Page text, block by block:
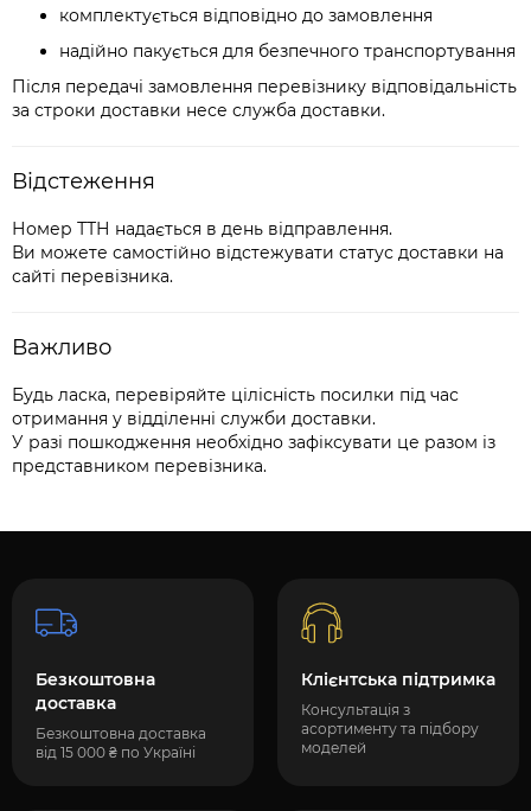
комплектується відповідно до замовлення
надійно пакується для безпечного транспортування
Після передачі замовлення перевізнику відповідальність
за строки доставки несе служба доставки.
Відстеження
Номер ТТН надається в день відправлення.
Ви можете самостійно відстежувати статус доставки на
сайті перевізника.
Важливо
Будь ласка, перевіряйте цілісність посилки під час
отримання у відділенні служби доставки.
У разі пошкодження необхідно зафіксувати це разом із
представником перевізника.
Безкоштовна
доставка
Безкоштовна доставка
від 15 000 ₴ по Україні
Клієнтська підтримка
Консультація з
асортименту та підбору
моделей